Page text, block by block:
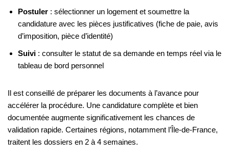
Postuler : sélectionner un logement et soumettre la
candidature avec les pièces justificatives (fiche de paie, avis
d’imposition, pièce d’identité)
Suivi : consulter le statut de sa demande en temps réel via le
tableau de bord personnel
Il est conseillé de préparer les documents à l’avance pour
accélérer la procédure. Une candidature complète et bien
documentée augmente significativement les chances de
validation rapide. Certaines régions, notamment l’Île-de-France,
traitent les dossiers en 2 à 4 semaines.